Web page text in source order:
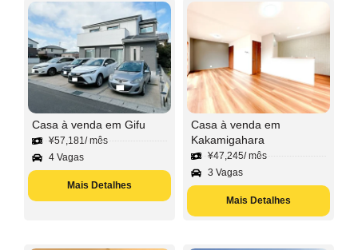
Casa à venda em Gifu
¥57,181/ mês
4 Vagas
Mais Detalhes
Casa à venda em
Kakamigahara
¥47,245/ mês
3 Vagas
Mais Detalhes